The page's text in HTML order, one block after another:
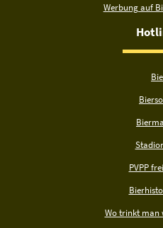
Werbung auf
PVPP
Wo trinkt man